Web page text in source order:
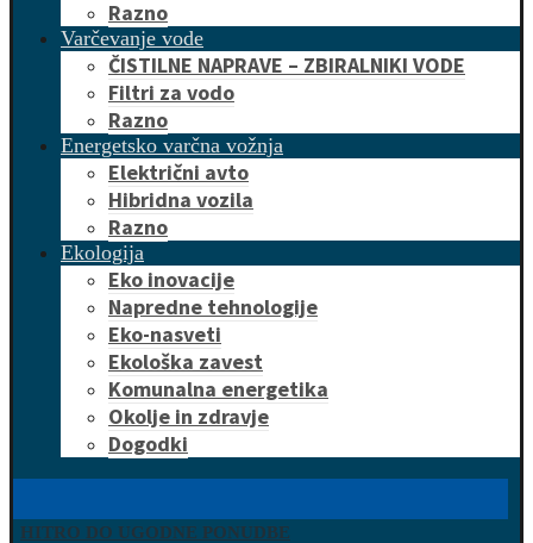
Razno
Varčevanje vode
ČISTILNE NAPRAVE – ZBIRALNIKI VODE
Filtri za vodo
Razno
Energetsko varčna vožnja
Električni avto
Hibridna vozila
Razno
Ekologija
Eko inovacije
Napredne tehnologije
Eko-nasveti
Ekološka zavest
Komunalna energetika
Okolje in zdravje
Dogodki
HITRO DO UGODNE PONUDBE